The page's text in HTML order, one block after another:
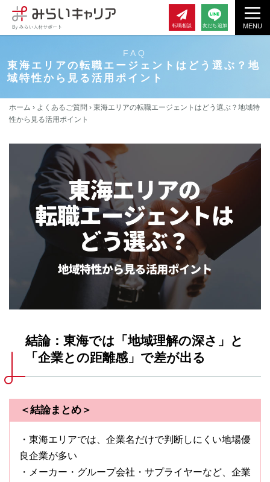
MENU
転職相談 友だち追加
FAQ
東海エリアの転職エージェントはどう選ぶ？地
域特性から見る活用ポイント
ホーム › よくあるご質問 › 東海エリアの転職エージェントはどう選ぶ？地域特
性から見る活用ポイント
結論：東海では「地域理解の深さ」と
「企業との距離感」で差が出る
＜結論まとめ＞
・東海エリアでは、企業名だけで判断しにくい地場優
良企業が多い
・メーカー・グループ会社・サプライヤーなど、企業